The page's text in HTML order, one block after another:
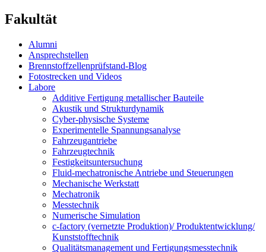
Fakultät
Alumni
Ansprechstellen
Brennstoffzellenprüfstand-Blog
Fotostrecken und Videos
Labore
Additive Fertigung metallischer Bauteile
Akustik und Strukturdynamik
Cyber-physische Systeme
Experimentelle Spannungsanalyse
Fahrzeugantriebe
Fahrzeugtechnik
Festigkeitsuntersuchung
Fluid-mechatronische Antriebe und Steuerungen
Mechanische Werkstatt
Mechatronik
Messtechnik
Numerische Simulation
c-factory (vernetzte Produktion)/ Produktentwicklung/
Kunststofftechnik
Qualitätsmanagement und Fertigungsmesstechnik